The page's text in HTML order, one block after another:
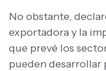
No obstante,
exportadora y la
que prevé los
pueden desarrollar